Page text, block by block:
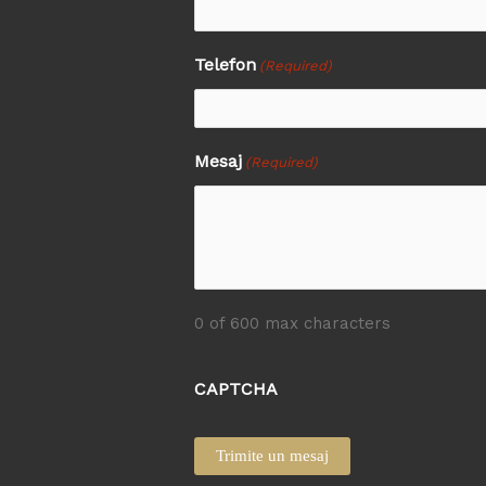
Telefon (Required)
Mesaj (Required)
0 of 600 max characters
CAPTCHA